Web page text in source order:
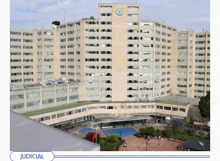
JUDICIAL